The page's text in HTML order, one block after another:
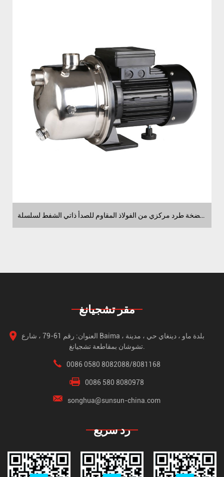
مقر تشجيانغ
العنوان: رقم 61-79 ، شارع Baima ، بلدة ماو ، دينغاي حي ، مدينة
تشوشان بمقاطعة تشجيانغ.
0086 0580 8082088/8081168
0086 580 8080978
songhua@sunsun-china.com
رد سريع